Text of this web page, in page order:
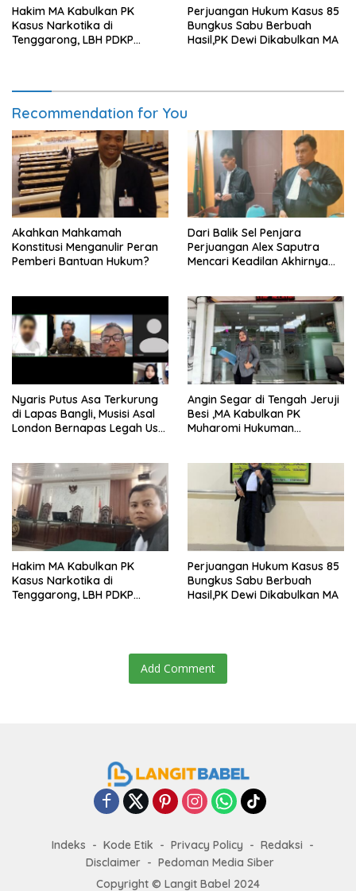
Hakim MA Kabulkan PK
Kasus Narkotika di
Tenggarong, LBH PDKP
Perjuangan Hukum Kasus 85
Bungkus Sabu Berbuah
Hasil,PK Dewi Dikabulkan MA
Recommendation for You
Akahkan Mahkamah
Konstitusi Menganulir Peran
Pemberi Bantuan Hukum?
Dari Balik Sel Penjara
Perjuangan Alex Saputra
Mencari Keadilan Akhirnya
Nyaris Putus Asa Terkurung
di Lapas Bangli, Musisi Asal
London Bernapas Legah Usai
Angin Segar di Tengah Jeruji
Besi ,MA Kabulkan PK
Muharomi Hukuman
Hakim MA Kabulkan PK
Kasus Narkotika di
Tenggarong, LBH PDKP
Perjuangan Hukum Kasus 85
Bungkus Sabu Berbuah
Hasil,PK Dewi Dikabulkan MA
Add Comment
Indeks Kode Etik Privacy Policy
Redaksi
Disclaimer
Pedoman Media Siber
Copyright © Langit Babel 2024